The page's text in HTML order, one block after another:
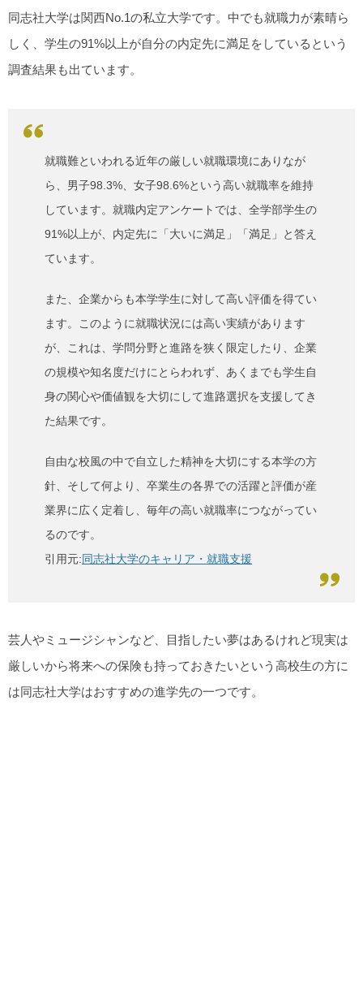
同志社大学は関西No.1の私立大学です。中でも就職力が素晴ら
しく、学生の91%以上が自分の内定先に満足をしているという
調査結果も出ています。
就職難といわれる近年の厳しい就職環境にありなが
ら、男子98.3%、女子98.6%という高い就職率を維持
しています。就職内定アンケートでは、全学部学生の
91%以上が、内定先に「大いに満足」「満足」と答え
ています。
また、企業からも本学学生に対して高い評価を得てい
ます。このように就職状況には高い実績があります
が、これは、学問分野と進路を狭く限定したり、企業
の規模や知名度だけにとらわれず、あくまでも学生自
身の関心や価値観を大切にして進路選択を支援してき
た結果です。
自由な校風の中で自立した精神を大切にする本学の方
針、そして何より、卒業生の各界での活躍と評価が産
業界に広く定着し、毎年の高い就職率につながってい
るのです。
引用元:同志社大学のキャリア・就職支援
芸人やミュージシャンなど、目指したい夢はあるけれど現実は
厳しいから将来への保険も持っておきたいという高校生の方に
は同志社大学はおすすめの進学先の一つです。